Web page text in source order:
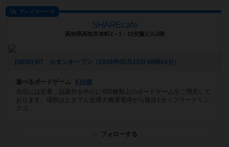
プレイスペース
SHAREcafe
高知県高知市本町2－1－15安藤ビル2階
[NEW] 6/7 カタンオープン（2026年05月22日 08時24分）
遊べるボードゲーム
630個
当店には定番、話題作を中心に400種類上のボードゲームをご用意して
おります。場所はとさでん交通大橋通電停から徒歩1分！フリードリン
クコ...
フォローする